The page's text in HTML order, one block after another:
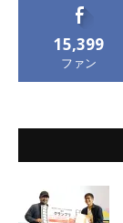
15,399
ファン